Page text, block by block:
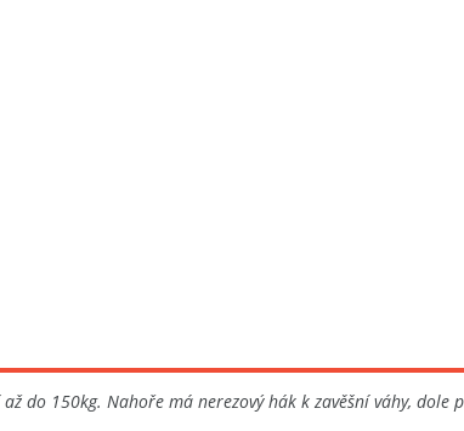
do 150kg. Nahoře má nerezový hák k zavěšní váhy, dole